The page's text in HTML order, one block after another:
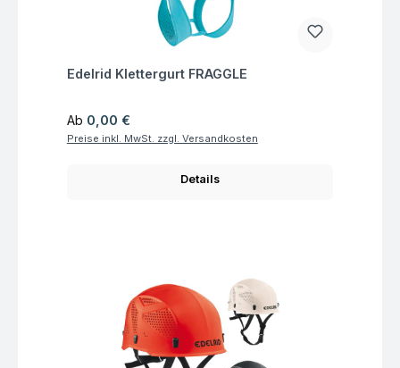
Fragen zum Artikel
Edelrid Klettergurt FRAGGLE
Regulärer Preis:
Ab 0,00 €
Preise inkl. MwSt. zzgl. Versandkosten
Details